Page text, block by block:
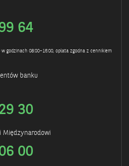
64
godzinach 08:00–16:00, opłata zgodna z cennikiem
banku
30
Międzynarodowi
00